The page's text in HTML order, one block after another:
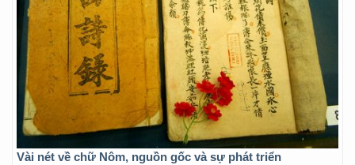
Vài nét về chữ Nôm, nguồn gốc và sự phát triển